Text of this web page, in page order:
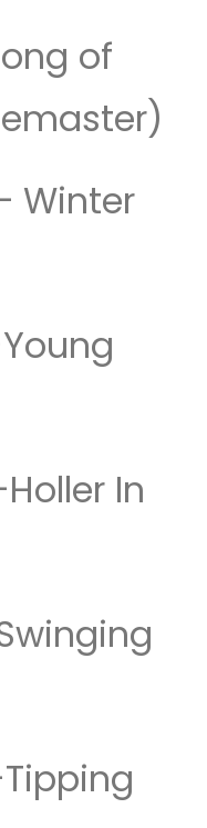
of
Winter
Holler In